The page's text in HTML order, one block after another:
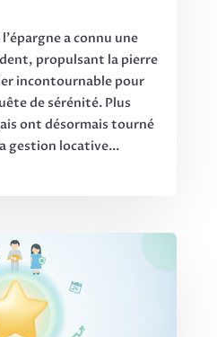
a connu une
propulsant la pierre
incontournable pour
de sérénité. Plus
ont désormais tourné
gestion locative...